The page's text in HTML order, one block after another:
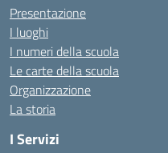
Presentazione
I luoghi
I numeri della scuola
Le carte della scuola
Organizzazione
La storia
I Servizi